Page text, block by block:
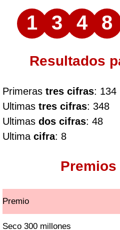
1 3 4 8
Resultados
Primeras tres cifras: 134
Ultimas tres cifras: 348
Ultimas dos cifras: 48
Ultima cifra: 8
Premio
Seco 300 millones